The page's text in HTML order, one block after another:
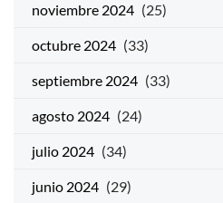
noviembre 2024 (25)
octubre 2024 (33)
septiembre 2024 (33)
agosto 2024 (24)
julio 2024 (34)
junio 2024 (29)